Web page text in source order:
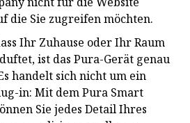
die Sie zugreifen möchten.
Ihr Zuhause oder Ihr Raum
ist das Pura-Gerät genau
handelt sich nicht um ein
in: Mit dem Pura Smart
Sie jedes Detail Ihres